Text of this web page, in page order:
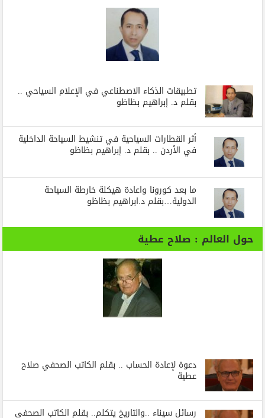
تطبيقات الذكاء الاصطناعي في الإعلام السياحي ..
بقلم د. إبراهيم بظاظو
أثر القطارات السياحية في تنشيط السياحة الداخلية
في الأردن .. بقلم د. إبراهيم بظاظو
ما بعد كورونا واعادة هيكلة خارطة السياحة
الدولية…بقلم د.ابراهيم بظاظو
حول العالم : صلاح عطية
دعوة لإعادة الحساب .. بقلم الكاتب الصحفي صلاح
عطية
رسائل‭ ‬سيناء‭.. ‬والتاريخ‭ ‬يتكلم.. بقلم الكاتب الصحفي